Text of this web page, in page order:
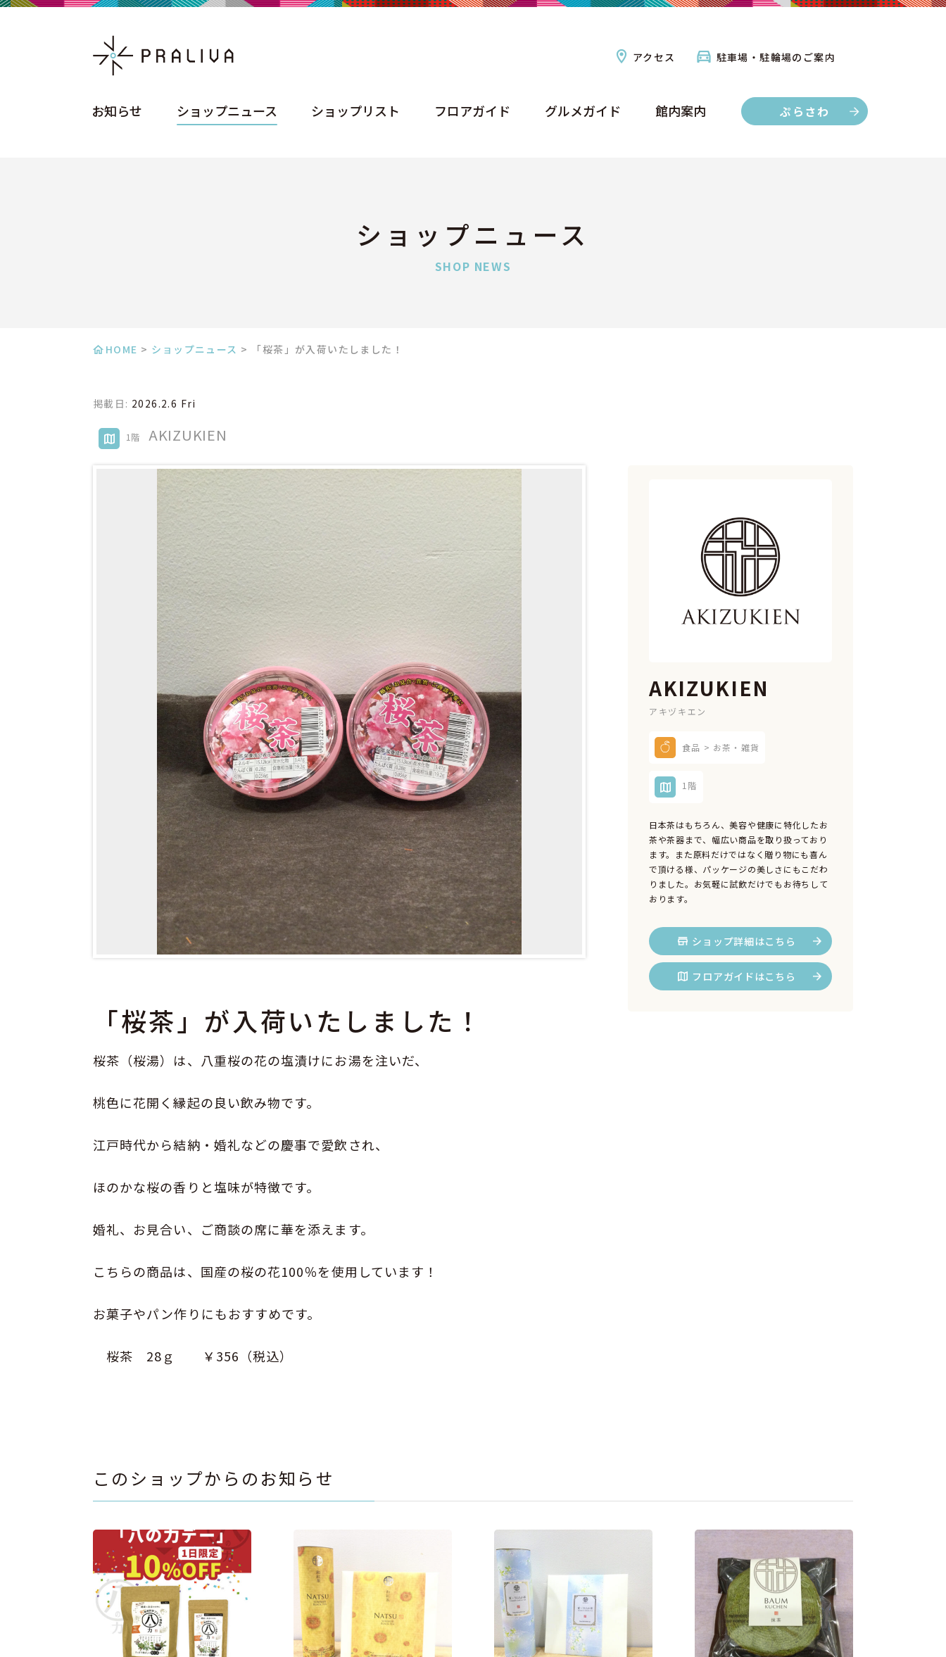
アクセス 駐車場・駐輪場のご案内
お知らせ ショップニュース ショップリスト フロアガイド グルメガイド 館内案内 ぷらさわ
ショップニュース
SHOP NEWS
HOME > ショップニュース > 「桜茶」が入荷いたしました！
掲載日: 2026.2.6 Fri
1階 AKIZUKIEN
「桜茶」が入荷いたしました！
桜茶（桜湯）は、八重桜の花の塩漬けにお湯を注いだ、
桃色に花開く縁起の良い飲み物です。
江戸時代から結納・婚礼などの慶事で愛飲され、
ほのかな桜の香りと塩味が特徴です。
婚礼、お見合い、ご商談の席に華を添えます。
こちらの商品は、国産の桜の花100％を使用しています！
お菓子やパン作りにもおすすめです。
桜茶 28ｇ ￥356（税込）
AKIZUKIEN
アキヅキエン
食品 > お茶・雑貨
1階
日本茶はもちろん、美容や健康に特化したお
茶や茶器まで、幅広い商品を取り扱っており
ます。また原料だけではなく贈り物にも喜ん
で頂ける様、パッケージの美しさにもこだわ
りました。お気軽に試飲だけでもお待ちして
おります。
ショップ詳細はこちら
フロアガイドはこちら
このショップからのお知らせ